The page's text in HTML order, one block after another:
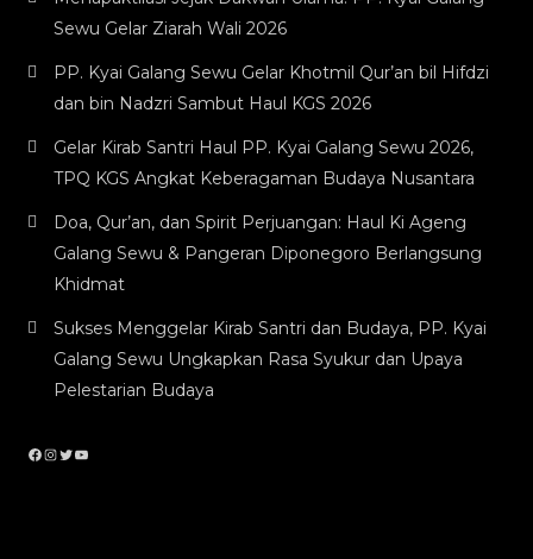
Sewu Gelar Ziarah Wali 2026
PP. Kyai Galang Sewu Gelar Khotmil Qur’an bil Hifdzi
dan bin Nadzri Sambut Haul KGS 2026
Gelar Kirab Santri Haul PP. Kyai Galang Sewu 2026,
TPQ KGS Angkat Keberagaman Budaya Nusantara
Doa, Qur’an, dan Spirit Perjuangan: Haul Ki Ageng
Galang Sewu & Pangeran Diponegoro Berlangsung
Khidmat
Sukses Menggelar Kirab Santri dan Budaya, PP. Kyai
Galang Sewu Ungkapkan Rasa Syukur dan Upaya
Pelestarian Budaya
Facebook
Instagram
Twitter
YouTube